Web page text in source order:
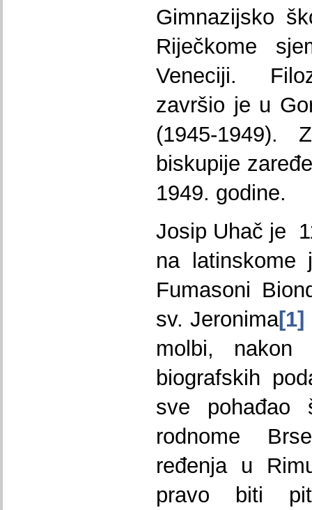
Gimnazijsko
Riječkome
Veneciji.
završio je u
(1945-1949).
biskupije
1949. godine.
Josip Uhač je
na latinskome
Fumasoni
sv. Jeronima[1]
molbi, nakon
biografskih
sve pohađao
rodnome
ređenja u
pravo biti